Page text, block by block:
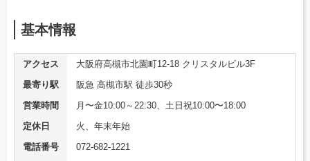
基本情報
アクセス
大阪府高槻市北園町12-18 クリスタルビル3F
最寄り駅
阪急 高槻市駅 徒歩30秒
営業時間
月〜金10:00～22:30、土日祝10:00〜18:00
定休日
火、年末年始
電話番号
072-682-1221